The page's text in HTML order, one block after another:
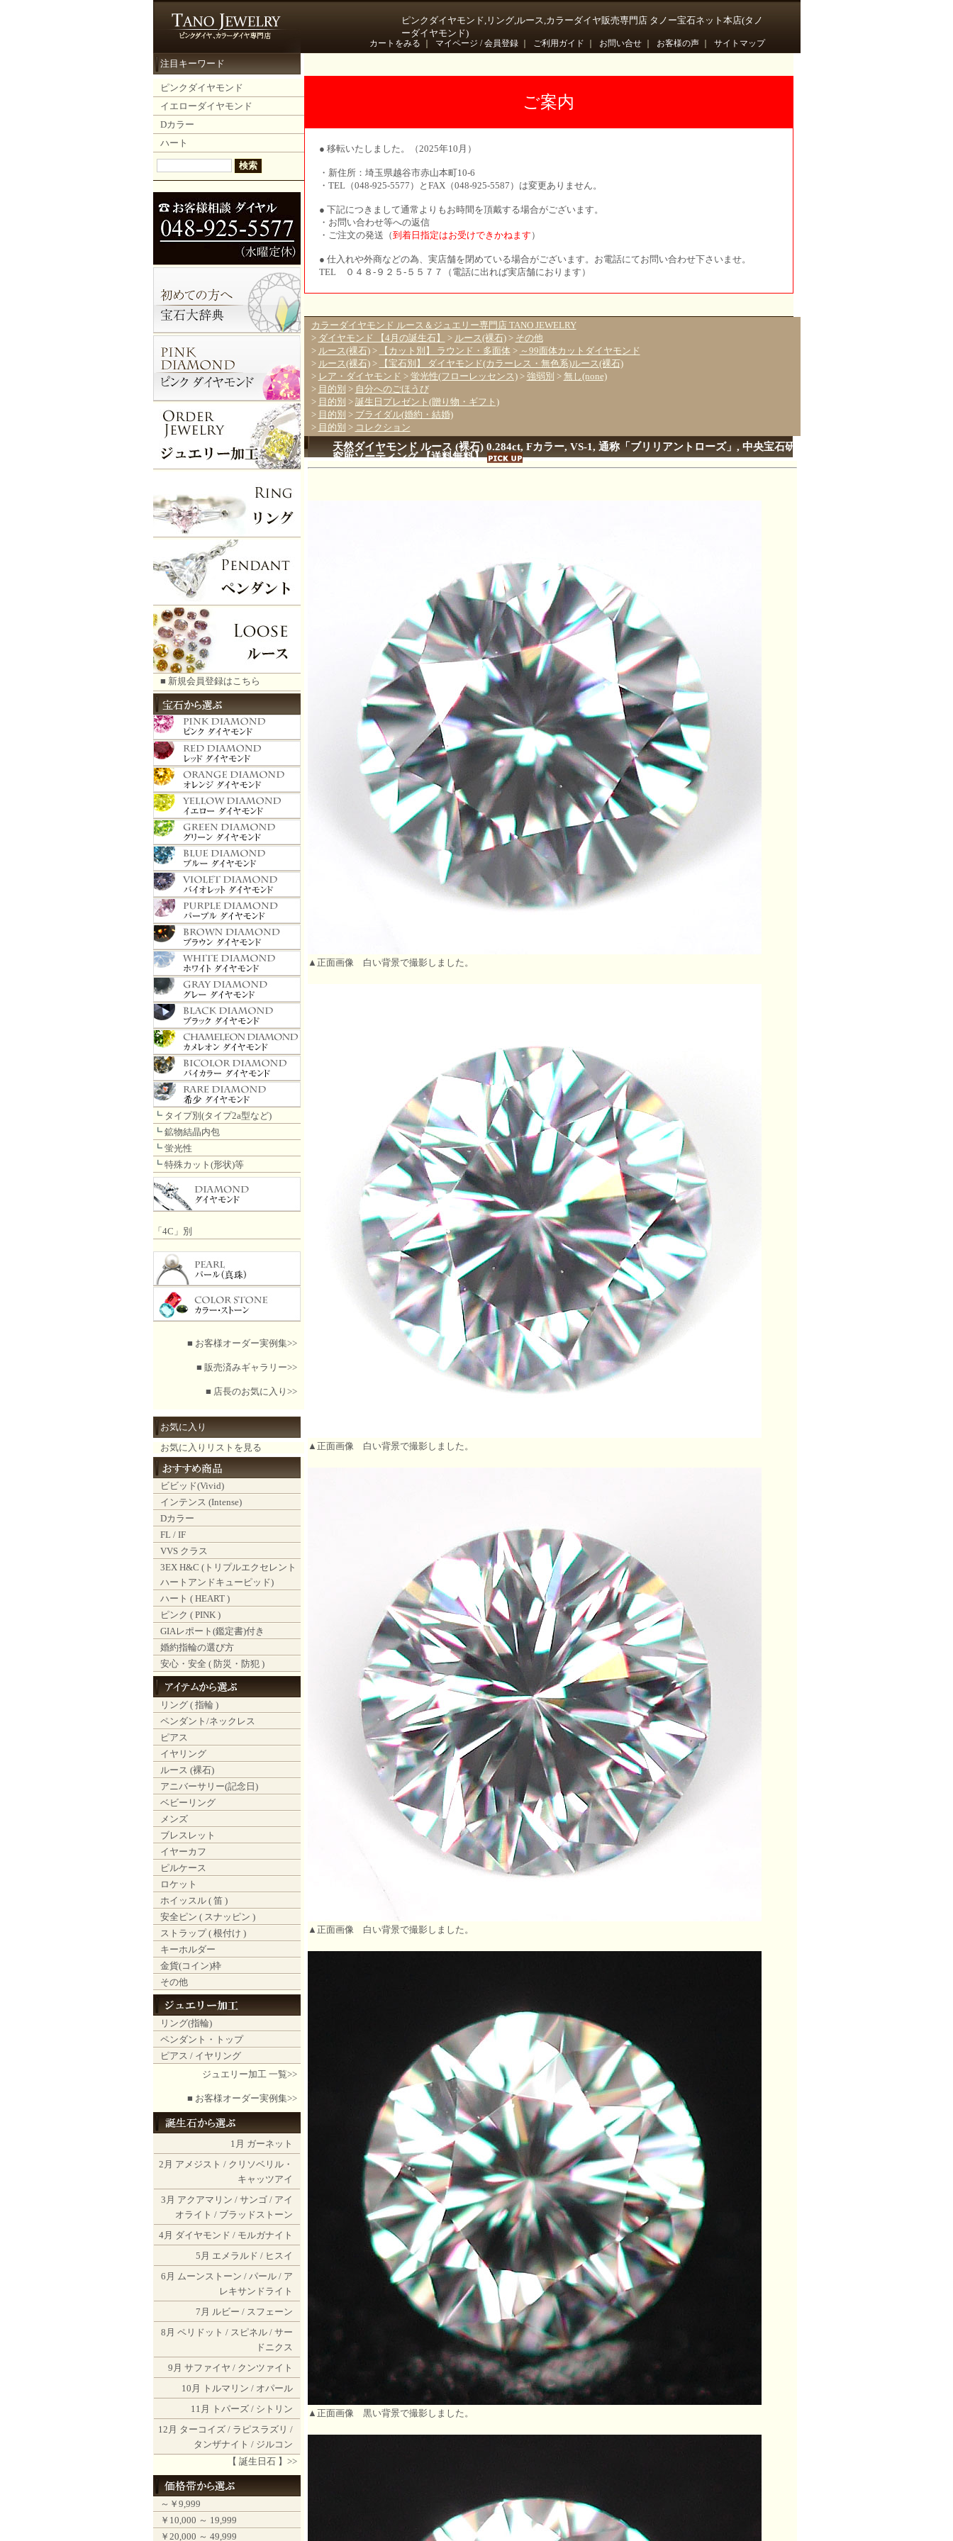
ピンクダイヤモンド,リング,ルース,カラーダイヤ販売専門店 タノー宝石ネット本店(タノ
ーダイヤモンド)
カートをみる マイページ / 会員登録｜ ご利用ガイド お問い合せ｜ お客様の声｜ サイトマップ
注目キーワード
ピンクダイヤモンド
イエローダイヤモンド
Dカラー
ハート
■ 新規会員登録はこちら
┗ タイプ別(タイプ2a型など)
┗ 鉱物結晶内包
┗ 蛍光性
┗ 特殊カット(形状)等
「4C」別
■ お客様オーダー実例集>>
■ 販売済みギャラリー>>
■ 店長のお気に入り>>
お気に入り
お気に入りリストを見る
ビビッド(Vivid)
インテンス (Intense)
Dカラー
FL / IF
VVS クラス
3EX H&C (トリプルエクセレント
ハートアンドキューピッド)
ハート ( HEART )
ピンク ( PINK )
GIAレポート(鑑定書)付き
婚約指輪の選び方
安心・安全 ( 防災・防犯 )
リング ( 指輪 )
ペンダント/ネックレス
ピアス
イヤリング
ルース (裸石)
アニバーサリー(記念日)
ベビーリング
メンズ
ブレスレット
イヤーカフ
ピルケース
ロケット
ホイッスル ( 笛 )
安全ピン ( スナッピン )
ストラップ ( 根付け )
キーホルダー
金貨(コイン)枠
その他
リング(指輪)
ペンダント・トップ
ピアス / イヤリング
ジュエリー加工 一覧>>
■ お客様オーダー実例集>>
1月 ガーネット
2月 アメジスト / クリソベリル・
キャッツアイ
3月 アクアマリン / サンゴ/ アイ
オライト / ブラッドストーン
4月 ダイヤモンド / モルガナイト
5月 エメラルド / ヒスイ
6月 ムーンストーン / パール/ ア
レキサンドライト
7月 ルビー / スフェーン
8月 ペリドット / スピネル/ サー
ドニクス
9月 サファイヤ / クンツァイト
10月
トルマリン / オパール
11月
トパーズ/ シトリン
12月 ターコイズ/ ラピスラズリ /
タンザナイト / ジルコン
【 誕生日石 】>>
～￥9,999
￥10,000 ～ 19,999
￥20,000 ～ 49,999
ご案内
● 移転いたしました。（2025年10月）
・新住所：埼玉県越谷市赤山本町10-6
・TEL（048-925-5577）とFAX（048-925-5587）は変更ありません。
● 下記につきまして通常よりもお時間を頂戴する場合がございます。
・お問い合わせ等への返信
・ご注文の発送（到着日指定はお受けできかねます ）
● 仕入れや外商などの為、実店舗を閉めている場合がございます。お電話にてお問い合わせ下さいませ。
TEL ０４８-９２５-５５７７（電話に出れば実店舗におります）
カラーダイヤモンド ルース＆ジュエリー専門店 TANO JEWELRY
> ダイヤモンド 【4月の誕生石】 > ルース(裸石)> その他
> ルース(裸石)> 【カット別】 ラウンド・多面体 > ～99面体カットダイヤモンド
> ルース(裸石)>
【宝石別】 ダイヤモンド(カラーレス・無色系)ルース(裸石)
> レア・ダイヤモンド > 蛍光性(フローレッセンス)> 強弱別 > 無し(none)
> 目的別 > 自分へのごほうび
> 目的別 > 誕生日プレゼント(贈り物・ギフト)
> 目的別 > ブライダル(婚約・結婚)
> 目的別 > コレクション
天然ダイヤモンド ルース (裸石) 0.284ct, Fカラー, VS-1, 通称「ブリリアントローズ」, 中央宝石研
究所ソーティング 【送料無料】
▲正面画像 白い背景で撮影しました。
▲正面画像 白い背景で撮影しました。
▲正面画像 白い背景で撮影しました。
▲正面画像 黒い背景で撮影しました。